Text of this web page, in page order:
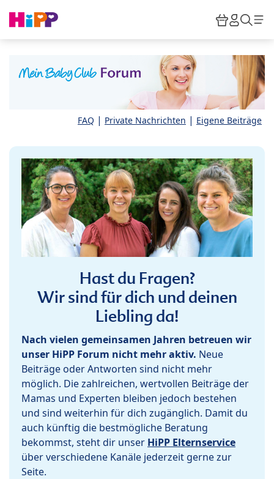
HiPP
FAQ | Private Nachrichten | Eigene Beiträge
Hast du Fragen?
Wir sind für dich und deinen
Liebling da!
Nach vielen gemeinsamen Jahren betreuen wir
unser HiPP Forum nicht mehr aktiv. Neue
Beiträge oder Antworten sind nicht mehr
möglich. Die zahlreichen, wertvollen Beiträge der
Mamas und Experten bleiben jedoch bestehen
und sind weiterhin für dich zugänglich. Damit du
auch künftig die bestmögliche Beratung
bekommst, steht dir unser HiPP Elternservice
über verschiedene Kanäle jederzeit gerne zur
Seite.